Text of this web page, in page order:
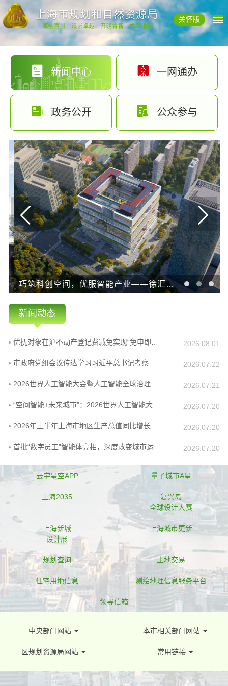
关怀版
新闻中心 一网通办
政务公开 公众参与
巧筑科创空间，优服智能产业——徐汇规划资源护航浦江实验室打造国家级科创策源地
新闻动态
2026.08.01
2026.07.22
2026.07.21
2026.07.20
2026.07.20
2026.07.20
云宇星空APP 量子城市A星
上海2035
复兴岛
全球设计大赛
上海新城
设计展
上海城市更新
规划查询 土地交易
住宅用地信息 测绘地理信息服务平台
领导信箱
中央部门网站 本市相关部门网站
区规划资源局网站 常用链接